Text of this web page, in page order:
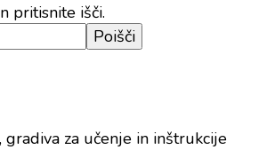
pritisnite išči.
za učenje in inštrukcije